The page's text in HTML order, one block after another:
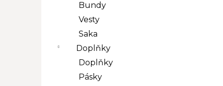
Bundy
Vesty
Saka
Doplňky
Doplňky
Pásky